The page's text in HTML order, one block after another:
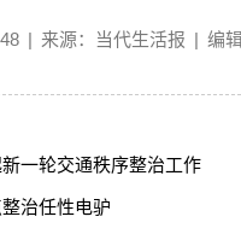
| 来源： 当代生活报 | 编
轮交通秩序整治工作
治任性电驴